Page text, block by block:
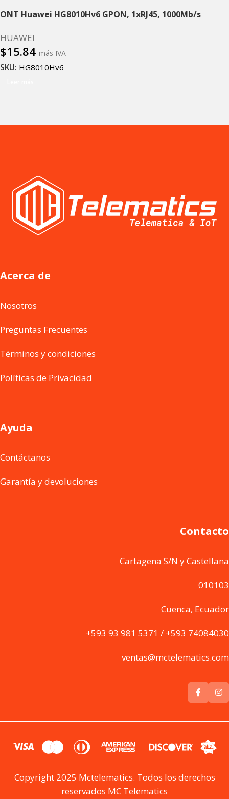
ONT Huawei HG8010Hv6 GPON, 1xRJ45, 1000Mb/s
HUAWEI
$15.84 más IVA
SKU: HG8010Hv6
Acerca de
Nosotros
Preguntas Frecuentes
Términos y condiciones
Políticas de Privacidad
Ayuda
Contáctanos
Garantía y devoluciones
Contacto
Cartagena S/N y Castellana
010103
Cuenca, Ecuador
+593 93 981 5371 / +593 74084030
ventas@mctelematics.com
Copyright 2025 Mctelematics. Todos los derechos
reservados MC Telematics